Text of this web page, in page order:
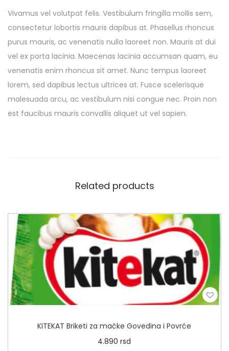
Vivamus vel volutpat felis. Vestibulum fringilla mollis sem,
consectetur lobortis mauris dapibus at. Phasellus rhoncus
purus mauris, ac venenatis nulla laoreet non. Mauris at dui
vel ex porta lacinia. Maecenas lacinia accumsan quam, eu
venenatis enim rhoncus sit amet. Nunc tempus laoreet
lorem, sed dapibus lectus ultrices at. Fusce scelerisque
malesuada arcu, ac vestibulum nisi congue nec. Proin non
est faucibus mauris convallis aliquet ut vel sapien.
Related products
KITEKAT Briketi za mačke Govedina i Povrće
4.890rsd